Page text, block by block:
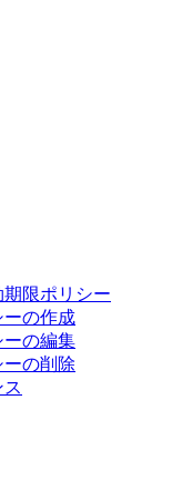
限ポリシー
ーの作成
ーの編集
の削除